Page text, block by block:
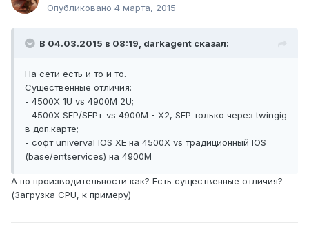
Опубликовано 4 марта, 2015
В 04.03.2015 в 08:19, darkagent сказал:
На сети есть и то и то.
Существенные отличия:
- 4500X 1U vs 4900M 2U;
- 4500X SFP/SFP+ vs 4900M - X2, SFP только через twingig
в доп.карте;
- софт univerval IOS XE на 4500X vs традиционный IOS
(base/entservices) на 4900M
А по производительности как? Есть существенные отличия?
(Загрузка CPU, к примеру)